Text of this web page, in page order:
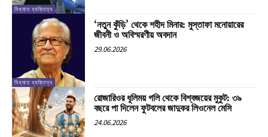
বিখ্যাত ব্যক্তিত্ব
বিখ্যাত ব্যক্তিত্ব
‘নতুন কুঁড়ি’ থেকে শহীদ মিনার: মুস্তাফা মনোয়ারের
জীবনী ও অবিস্মরণীয় অবদান
29.06.2026
রোজারিওর ধূলিময় গলি থেকে বিশ্বজয়ের মুকুট: ৩৯
বছরে পা দিলেন ফুটবলের জাদুকর লিওনেল মেসি
24.06.2026